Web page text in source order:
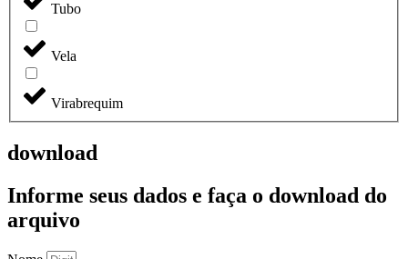
Tubo
Vela
Virabrequim
download
Informe seus dados e faça o download do
arquivo